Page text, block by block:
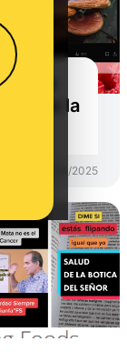
la
de la
sí
02/04/2025